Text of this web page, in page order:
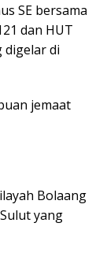
SE bersama
dan HUT
digelar di
jemaat
Bolaang
yang